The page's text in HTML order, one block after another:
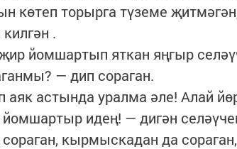
көтеп торырга түземе
.
йомшартып яткан яңгыр
— дип сораган.
астында уралма әле! Алай
идең! — дигән
кырмыскадан да